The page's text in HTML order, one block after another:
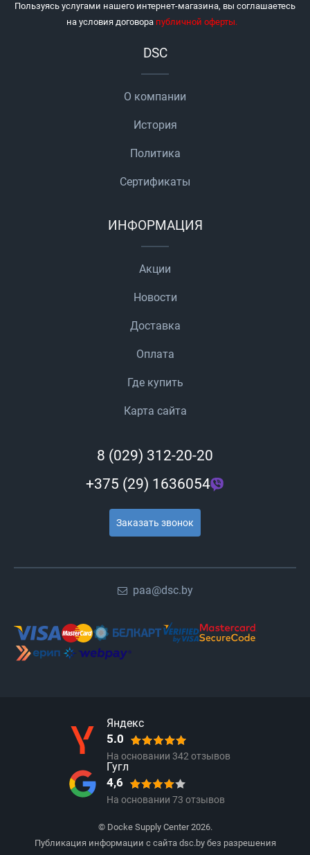
Пользуясь услугами нашего интернет-магазина, вы соглашаетесь
на условия договора публичной оферты.
DSC
О компании
История
Политика
Сертификаты
ИНФОРМАЦИЯ
Акции
Новости
Доставка
Оплата
Где купить
Карта сайта
8 (029) 312-20-20
+375 (29) 1636054
Заказать звонок
paa@dsc.by
Яндекс
5.0
На основании 342отзывов
Гугл
4,6
На основании 73 отзывов
© Docke Supply Center 2026.
Публикация информации с сайта dsc.by без разрешения